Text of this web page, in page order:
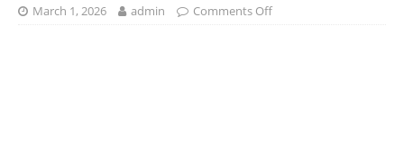
March 1, 2026 admin Comments Off